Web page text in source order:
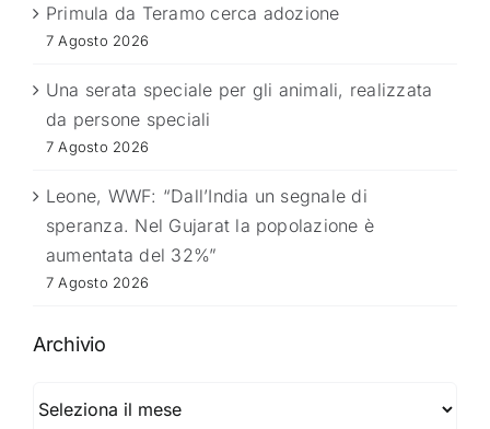
Primula da Teramo cerca adozione
7 Agosto 2026
Una serata speciale per gli animali, realizzata
da persone speciali
7 Agosto 2026
Leone, WWF: “Dall’India un segnale di
speranza. Nel Gujarat la popolazione è
aumentata del 32%”
7 Agosto 2026
Archivio